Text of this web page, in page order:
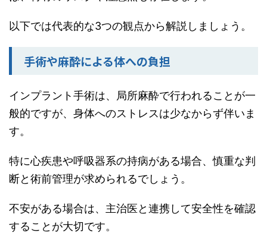
以下では代表的な3つの観点から解説しましょう。
手術や麻酔による体への負担
インプラント手術は、局所麻酔で行われることが一
般的ですが、身体へのストレスは少なからず伴いま
す。
特に心疾患や呼吸器系の持病がある場合、慎重な判
断と術前管理が求められるでしょう。
不安がある場合は、主治医と連携して安全性を確認
することが大切です。